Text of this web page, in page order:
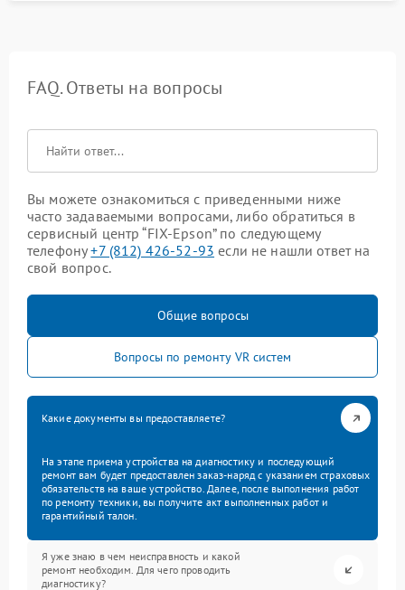
FAQ. Ответы на вопросы
Вы можете ознакомиться с приведенными ниже
часто задаваемыми вопросами, либо обратиться в
сервисный центр “FIX-Epson” по следующему
телефону+7 (812) 426-52-93 если не нашли ответ на
свой вопрос.
Общие вопросы
Вопросы по ремонту VR систем
Какие документы вы предоставляете?
На этапе приема устройства на диагностику и последующий
ремонт вам будет предоставлен заказ-наряд с указанием страховых
обязательств на ваше устройство. Далее, после выполнения работ
по ремонту техники, вы получите акт выполненных работ и
гарантийный талон.
Я уже знаю в чем неисправность и какой
ремонт необходим. Для чего проводить
диагностику?